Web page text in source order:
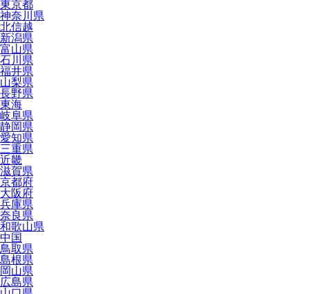
東京都
神奈川県
北信越
新潟県
富山県
石川県
福井県
山梨県
長野県
東海
岐阜県
静岡県
愛知県
三重県
近畿
滋賀県
京都府
大阪府
兵庫県
奈良県
和歌山県
中国
鳥取県
島根県
岡山県
広島県